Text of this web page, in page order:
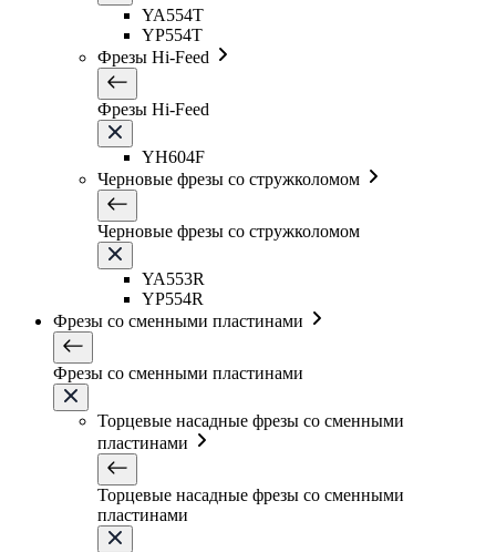
YA554T
YP554T
Фрезы Hi-Feed
Фрезы Hi-Feed
YH604F
Черновые фрезы со стружколомом
Черновые фрезы со стружколомом
YA553R
YP554R
Фрезы со сменными пластинами
Фрезы со сменными пластинами
Торцевые насадные фрезы со сменными
пластинами
Торцевые насадные фрезы со сменными
пластинами